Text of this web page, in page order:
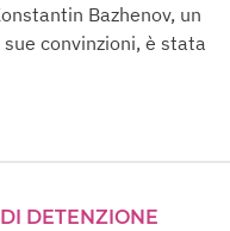
Bazhenov, un
convinzioni, è stata
DETENZIONE